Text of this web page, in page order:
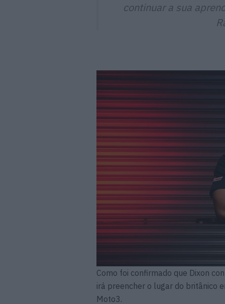
continuar a sua
Como foi confirmado que Dixon
irá preencher o lugar do britânico
Moto3.